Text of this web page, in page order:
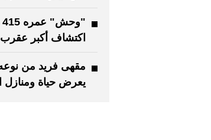
اكتشاف أكبر
مقهى فريد من
يعرض حياة ومنازل